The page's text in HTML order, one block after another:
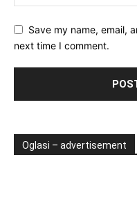
Save my name, email,
next time I comment.
Oglasi – advertisement